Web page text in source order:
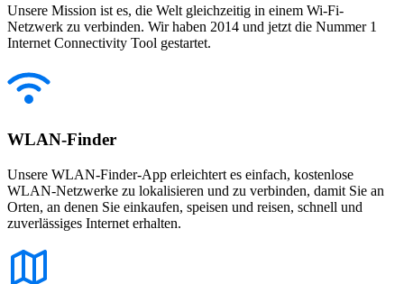
Unsere Mission ist es, die Welt gleichzeitig in einem Wi-Fi-
Netzwerk zu verbinden. Wir haben 2014 und jetzt die Nummer 1
Internet Connectivity Tool gestartet.
WLAN-Finder
Unsere WLAN-Finder-App erleichtert es einfach, kostenlose
WLAN-Netzwerke zu lokalisieren und zu verbinden, damit Sie an
Orten, an denen Sie einkaufen, speisen und reisen, schnell und
zuverlässiges Internet erhalten.